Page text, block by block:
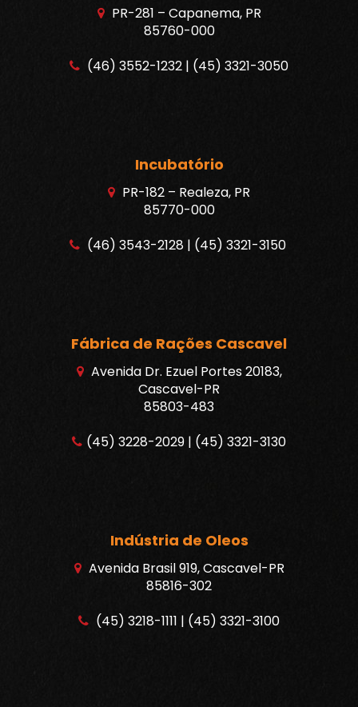
PR-281 – Capanema, PR
85760-000
(46) 3552-1232 | (45) 3321-3050
Incubatório
PR-182 – Realeza, PR
85770-000
(46) 3543-2128 | (45) 3321-3150
Fábrica de Rações Cascavel
Avenida Dr. Ezuel Portes 20183,
Cascavel-PR
85803-483
(45) 3228-2029 | (45) 3321-3130
Indústria de Oleos
Avenida Brasil 919, Cascavel-PR
85816-302
(45) 3218-1111 | (45) 3321-3100